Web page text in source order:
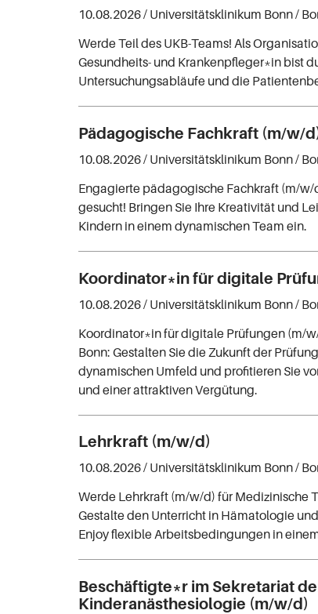
10.08.2026 / Universitätsklinikum Bonn/
Werde Teil des UKB-Teams! Als
Gesundheits- und Krankenpfleger*in bist
Untersuchungsabläufe und die
Pädagogische Fachkraft (m/w/
10.08.2026 / Universitätsklinikum Bonn/
Engagierte pädagogische Fachkraft (m/w/
gesucht! Bringen Sie Ihre Kreativität und
Kindern in einem dynamischen Team ein.
Koordinator*in für digitale
10.08.2026 / Universitätsklinikum Bonn/
Koordinator*in für digitale Prüfungen (m/
Bonn: Gestalten Sie die Zukunft der
dynamischen Umfeld und profitieren Sie
und einer attraktiven Vergütung.
Lehrkraft (m/w/d)
10.08.2026 / Universitätsklinikum Bonn/
Werde Lehrkraft (m/w/d) für Medizinische
Gestalte den Unterricht in Hämatologie
Enjoy flexible Arbeitsbedingungen in
Beschäftigte*r im Sekretariat
Kinderanästhesiologie (m/w/d)